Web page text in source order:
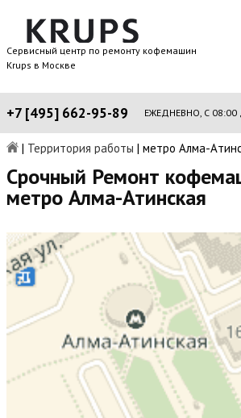
Сервисный центр по ремонту кофемашин
Krups в Москве
+7 [495] 662-95-89 ЕЖЕДНЕВНО, С
| Территория работы | метро Алма-
Срочный Ремонт
метро Алма-Атинская